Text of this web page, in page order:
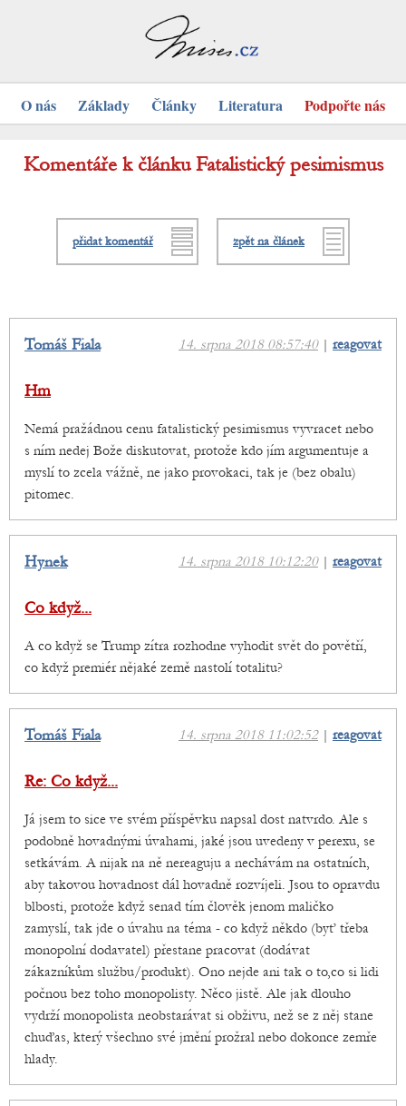
O nás Základy Články Literatura Podpořte nás
Komentáře k článku Fatalistický pesimismus
přidat komentář zpět na článek
14. srpna 2018 08:57:40| reagovat
Tomáš Fiala
Hm
Nemá pražádnou cenu fatalistický pesimismus vyvracet nebo
s ním nedej Bože diskutovat, protože kdo jím argumentuje a
myslí to zcela vážně, ne jako provokaci, tak je (bez obalu)
pitomec.
14. srpna 2018 10:12:20| reagovat
Hynek
Co když...
A co když se Trump zítra rozhodne vyhodit svět do povětří,
co když premiér nějaké země nastolí totalitu?
14. srpna 2018 11:02:52| reagovat
Tomáš Fiala
Re: Co když...
Já jsem to sice ve svém příspěvku napsal dost natvrdo. Ale s
podobně hovadnými úvahami, jaké jsou uvedeny v perexu, se
setkávám. A nijak na ně nereaguju a nechávám na ostatních,
aby takovou hovadnost dál hovadně rozvíjeli. Jsou to opravdu
blbosti, protože když senad tím člověk jenom maličko
zamyslí, tak jde o úvahu na téma - co když někdo (byť třeba
monopolní dodavatel) přestane pracovat (dodávat
zákazníkům službu/produkt). Ono nejde ani tak o to,co si lidi
počnou bez toho monopolisty. Něco jistě. Ale jak dlouho
vydrží monopolista neobstarávat si obživu, než se z něj stane
chuďas, který všechno své jmění prožral nebo dokonce zemře
hlady.